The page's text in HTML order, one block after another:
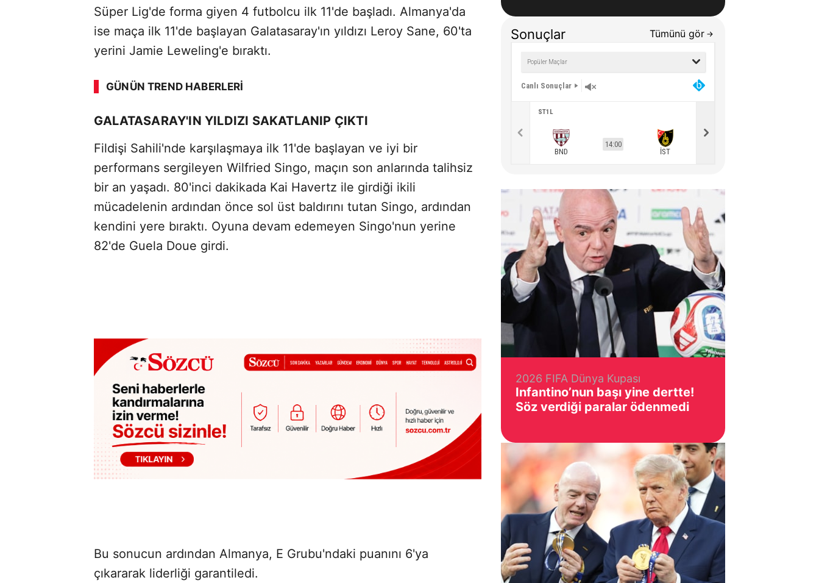
Süper Lig'de forma giyen 4 futbolcu ilk 11'de başladı. Almanya'da
ise maça ilk 11'de başlayan Galatasaray'ın yıldızı Leroy Sane, 60'ta
yerini Jamie Leweling'e bıraktı.
GÜNÜN TREND HABERLERI
GALATASARAY'IN YILDIZI SAKATLANIP ÇIKTI
Fildişi Sahili'nde karşılaşmaya ilk 11'de başlayan ve iyi bir
performans sergileyen Wilfried Singo, maçın son anlarında talihsiz
bir an yaşadı. 80'inci dakikada Kai Havertz ile girdiği ikili
mücadelenin ardından önce sol üst baldırını tutan Singo, ardından
kendini yere bıraktı. Oyuna devam edemeyen Singo'nun yerine
82'de Guela Doue girdi.
Bu sonucun ardından Almanya, E Grubu'ndaki puanını 6'ya
çıkararak liderliği garantiledi.
Sonuçlar Tümünü gör
Canlı Sonuçlar
ST1L
BND
14:00
İST
2026 FIFA Dünya Kupası
Infantino’nun başı yine dertte!
Söz verdiği paralar ödenmedi